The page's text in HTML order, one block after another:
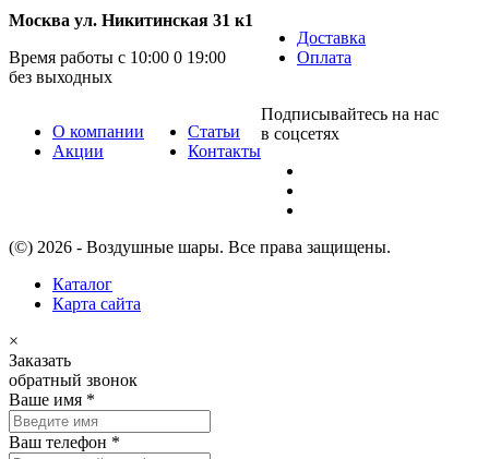
Москва ул. Никитинская 31 к1
Время работы с 10:00 0 19:00
без выходных
Доставка
Оплата
О компании
Акции
Статьи
Контакты
Подписывайтесь на нас
в соцсетях
(©) 2026 - Воздушные шары. Все права защищены.
Каталог
Карта сайта
×
Заказать
обратный звонок
Ваше имя *
Ваш телефон *